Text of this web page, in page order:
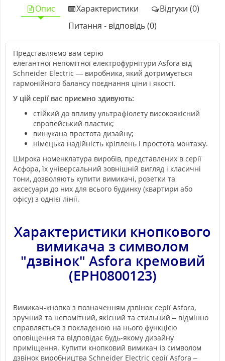
Опис Характеристики
Відгуки (0)
Питання - відповідь (0)
Представляємо вам серію
елегантної непомітної електрофурнітури Asfora від
Schneider Electric — виробника, який дотримується
гармонійного балансу поєднання ціни і якості.
У цій серії вас приємно здивують:
стійкий до впливу ультрафіолету високоякісний
європейський пластик;
вишукана простота дизайну;
німецька надійність кріплень і простота монтажу.
Широка номенклатура виробів, представлених в серії
Асфора, їх універсальний зовнішній вигляд і класичні
тони, дозволяють купити вимикачі, розетки та
аксесуари до них для всього будинку (квартири або
офісу) з однієї лінії.
Характеристики кнопкового
вимикача з символом
"дзвінок" Asfora кремовий
(EPH0800123)
Вимикач-кнопка з позначенням дзвінок серії Asfora,
зручний та непомітний, якісний та стильний – відмінно
справляється з покладеною на нього функцією
оповіщення та відповідає будь-якому дизайну
приміщення. Купити кнопковий вимикач із символом
дзвінок виробництва Schneider Electric серії Asfora –